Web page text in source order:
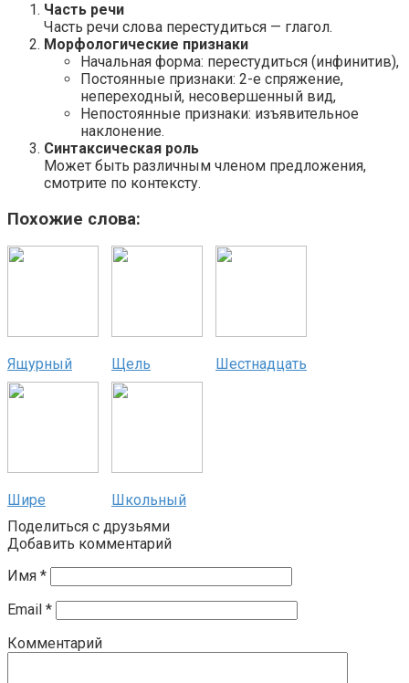
Часть речи
Часть речи слова перестудиться — глагол.
Морфологические признаки
Начальная форма: перестудиться (инфинитив),
Постоянные признаки: 2-е спряжение,
непереходный, несовершенный вид,
Непостоянные признаки: изъявительное
наклонение.
Синтаксическая роль
Может быть различным членом предложения,
смотрите по контексту.
Похожие слова:
Ящурный Щель Шестнадцать
Шире
Школьный
Поделиться с друзьями
Добавить комментарий
Имя *
Email *
Комментарий